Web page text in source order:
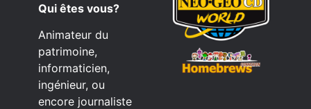
Qui êtes vous?
Animateur du
patrimoine,
informaticien,
ingénieur, ou
encore journaliste